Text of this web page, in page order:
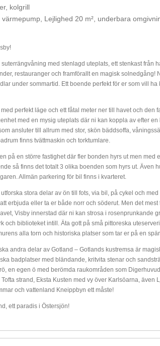
kolgrill
Lejlighed 20 m², underbara
med stenlagd uteplats, ett stenkast från
restauranger och framförallt en magisk solnedgång!
under sommartid. Ett boende perfekt för er som vill
perfekt läge och ett fåtal meter ner till havet och den
med en mysig uteplats där ni kan koppla av efter
ansluter till allrum med stor, skön bäddsoffa,
finns tvättmaskin och torktumlare.
på en större fastighet där fler bonden hyrs ut men med
så finns det totalt 3 olika boenden som hyrs ut. Även
Allmän parkering för bil finns i kvarteret.
stora delar av ön till fots, via bil, på cykel och
erbjuda eller ta er både norr och söderut. Men det
Visby innerstad där ni kan strosa i rosenprunkande
och biblioteket intill. Äta gott på små pittoreska
alla torn och historiska platser som tar er på en
andra delar av Gotland – Gotlands kustremsa är
badplatser med bländande, kritvita stenar och
en egen ö med berömda raukområden som
strand, Eksta Kusten med vy över Karlsöarna, även
och vattenland Kneippbyn ett måste!
ett paradis i Östersjön!